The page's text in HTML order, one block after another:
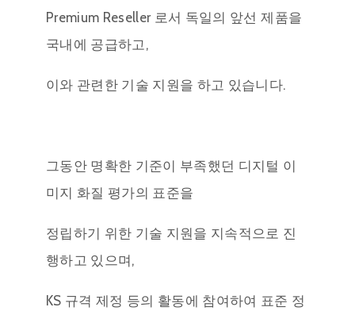
Premium Reseller 로서 독일의 앞선 제품을
국내에 공급하고,
이와 관련한 기술 지원을 하고 있습니다.
그동안 명확한 기준이 부족했던 디지털 이
미지 화질 평가의 표준을
정립하기 위한 기술 지원을 지속적으로 진
행하고 있으며,
KS 규격 제정 등의 활동에 참여하여 표준 정